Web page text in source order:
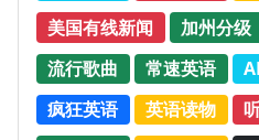
美国有线新闻
加州分级
流行歌曲
常速英语
疯狂英语
英语读物